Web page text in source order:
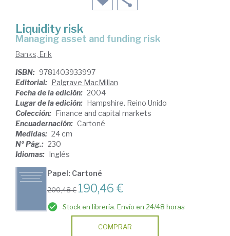
Liquidity risk
managing asset and funding risk
Banks, Erik
ISBN: 9781403933997
Editorial:
Palgrave MacMillan
Fecha de la edición: 2004
Lugar de la edición:
Hampshire. Reino Unido
Colección:
Finance and capital markets
Encuadernación: Cartoné
Medidas: 24 cm
Nº Pág.: 230
Idiomas:
Inglés
Papel: Cartoné
200,48 € 190,46 €
Stock en librería. Envío en 24/48 horas
COMPRAR